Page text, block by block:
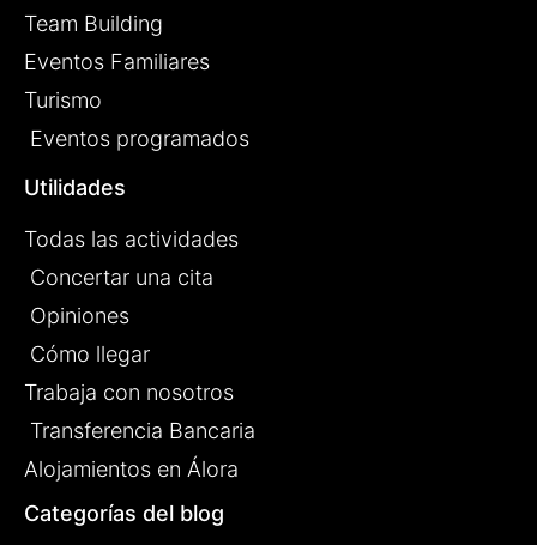
Team Building
Eventos Familiares
Turismo
Eventos programados
Utilidades
Todas las actividades
Concertar una cita
Opiniones
Cómo llegar
Trabaja con nosotros
Transferencia Bancaria
Alojamientos en Álora
Categorías del blog